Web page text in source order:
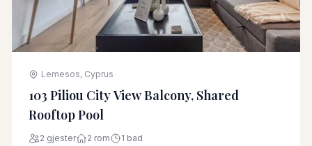
Lemesos, Cyprus
103 Piliou City View Balcony, Shared
Rooftop Pool
2 gjester 2 rom 1 bad